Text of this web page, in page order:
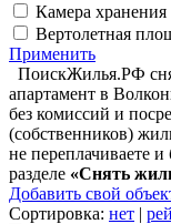
Камера хранения
Вертолетная
Применить
ПоискЖилья.РФ
апартамент в
без комиссий и
(собственников)
не переплачиваете
разделе «Снять
Добавить свой
Сортировка: нет |